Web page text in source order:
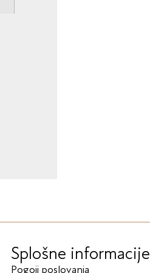
Splošne informacije
Pogoji poslovanja